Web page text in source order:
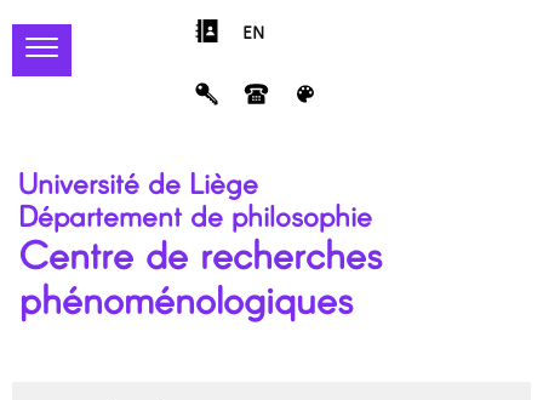
EN
Université de Liège
Département de philosophie
Centre de recherches
phénoménologiques